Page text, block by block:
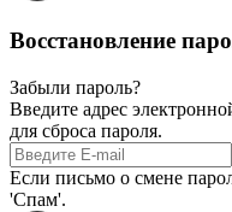
Восстановление
Забыли пароль?
Введите адрес
для сброса пароля.
Если письмо о смене
'Спам'.